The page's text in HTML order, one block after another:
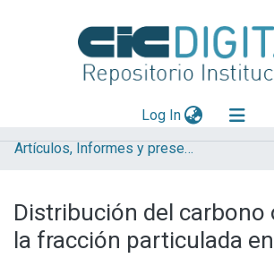
Log In(current)
Explorar
Aportar material
Artículos, Informes y presentaciones en Congresos (UNLP)
Distribución del carbono
la fracción particulada